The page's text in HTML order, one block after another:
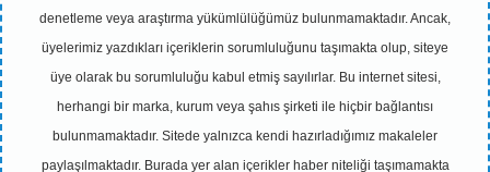
denetleme veya araştırma yükümlülüğümüz bulunmamaktadır. Ancak,
üyelerimiz yazdıkları içeriklerin sorumluluğunu taşımakta olup, siteye
üye olarak bu sorumluluğu kabul etmiş sayılırlar. Bu internet sitesi,
herhangi bir marka, kurum veya şahıs şirketi ile hiçbir bağlantısı
bulunmamaktadır. Sitede yalnızca kendi hazırladığımız makaleler
paylaşılmaktadır. Burada yer alan içerikler haber niteliği taşımamakta